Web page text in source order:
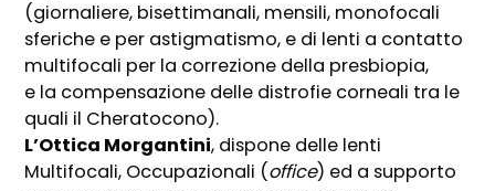
(giornaliere, bisettimanali, mensili, monofocali
sferiche e per astigmatismo, e di lenti a contatto
multifocali per la correzione della presbiopia,
e la compensazione delle distrofie corneali tra le
quali il Cheratocono).
L’Ottica Morgantini, dispone delle lenti
Multifocali, Occupazionali (office) ed a supporto